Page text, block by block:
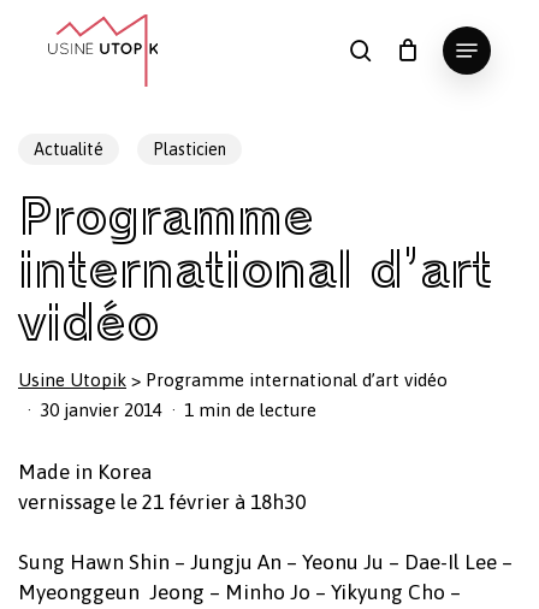
search
Menu
Panier Fermer
le
Actualité Plasticien
Programme
international d’art
vidéo
Usine Utopik > Programme international d’art vidéo
30 janvier 2014
1 min de lecture
Made in Korea
vernissage le 21 février à 18h30
Sung Hawn Shin – Jungju An – Yeonu Ju – Dae-Il Lee –
Myeonggeun Jeong – Minho Jo – Yikyung Cho –
Close